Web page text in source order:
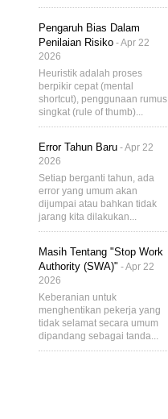
Pengaruh Bias Dalam
Penilaian Risiko - Apr 22
2026
Heuristik adalah proses
berpikir cepat (mental
shortcut), penggunaan rumus
singkat (rule of thumb)...
Error Tahun Baru - Apr 22
2026
Setiap berganti tahun, ada
error yang umum akan
dijumpai atau bahkan tidak
jarang kita dilakukan...
Masih Tentang "Stop Work
Authority (SWA)" - Apr 22
2026
Keberanian untuk
menghentikan pekerja yang
tidak selamat secara umum
dipandang sebagai tanda...